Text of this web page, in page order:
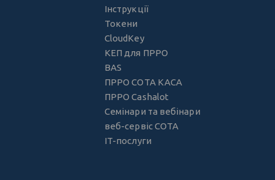
Інструкції
Токени
CloudKey
КЕП для ПРРО
BAS
ПРРО СОТА КАСА
ПРРО Cashalot
Семінари та вебінари
веб-сервіс СОТА
IT-послуги